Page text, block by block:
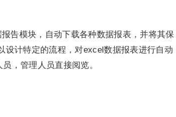
告模块，自动下载各种数据报表，并将其保
设计特定的流程，对excel数据报表进行自动
，管理人员直接阅览。